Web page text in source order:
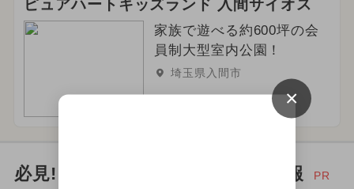
ピュアハートキッズランド 入間サイオス
家族で遊べる約600坪の会
員制大型室内公園！
埼玉県入間市
必見! お出かけ家族にイチオシ情報 PR
×